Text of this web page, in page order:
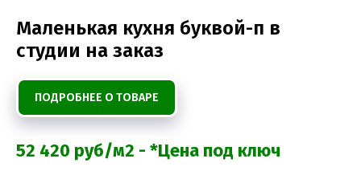
Маленькая кухня буквой-п в
студии на заказ
ПОДРОБНЕЕ О ТОВАРЕ
52 420 руб/м2 - *Цена под ключ